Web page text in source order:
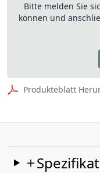
Bitte melden Sie
können und
Produkteblatt